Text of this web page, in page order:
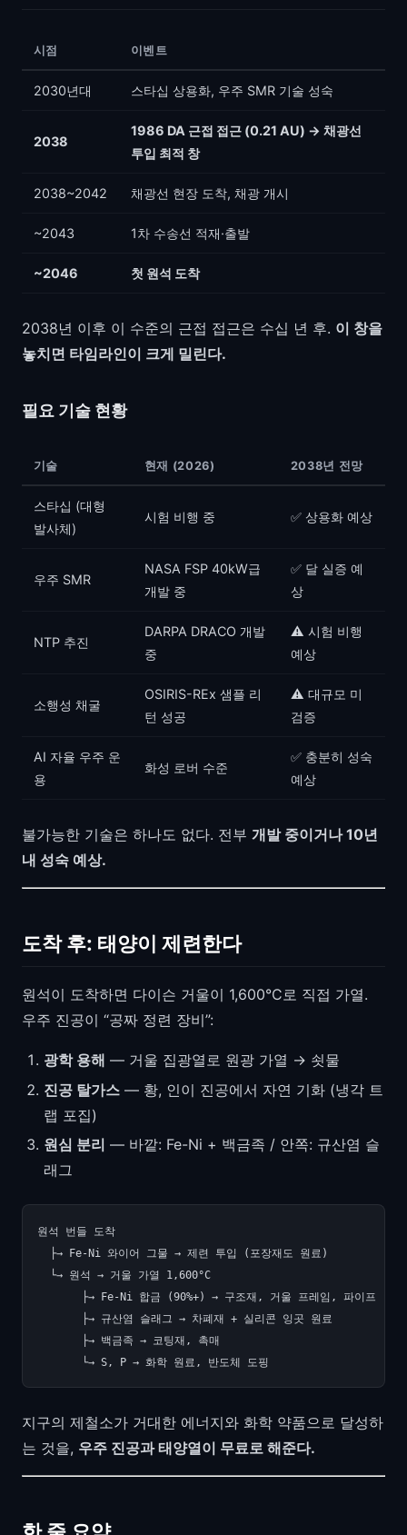
시점 이벤트
2030년대 스타십 상용화, 우주 SMR 기술 성숙
2038
1986 DA 근접 접근 (0.21 AU) → 채광선
투입 최적 창
2038~2042 채광선 현장 도착, 채광 개시
~2043 1차 수송선 적재·출발
~2046 첫 원석 도착
2038년 이후 이 수준의 근접 접근은 수십 년 후. 이 창을
놓치면 타임라인이 크게 밀린다.
필요 기술 현황
기술 현재 (2026) 2038년 전망
스타십 (대형
발사체)
시험 비행 중 ✅ 상용화 예상
우주 SMR
NASA FSP 40kW급
개발 중
✅ 달 실증 예
상
NTP 추진
DARPA DRACO 개발
중
⚠️ 시험 비행
예상
소행성 채굴
OSIRIS-REx 샘플 리
턴 성공
⚠️ 대규모 미
검증
AI 자율 우주 운
용
화성 로버 수준
✅ 충분히 성숙
예상
불가능한 기술은 하나도 없다. 전부 개발 중이거나 10년
내 성숙 예상.
도착 후: 태양이 제련한다
원석이 도착하면 다이슨 거울이 1,600°C로 직접 가열.
우주 진공이 “공짜 정련 장비”:
광학 용해 — 거울 집광열로 원광 가열 → 쇳물
진공 탈가스 — 황, 인이 진공에서 자연 기화 (냉각 트
랩 포집)
원심 분리 — 바깥: Fe-Ni + 백금족 / 안쪽: 규산염 슬
래그
원석 번들 도착
  ├→ Fe-Ni 와이어 그물 → 제련 투입 (포장재도 원료)
  └→ 원석 → 거울 가열 1,600°C
       ├→ Fe-Ni 합금 (90%+) → 구조재, 거울 프레임, 파이프
       ├→ 규산염 슬래그 → 차폐재 + 실리콘 잉곳 원료
       ├→ 백금족 → 코팅재, 촉매
지구의 제철소가 거대한 에너지와 화학 약품으로 달성하
는 것을, 우주 진공과 태양열이 무료로 해준다.